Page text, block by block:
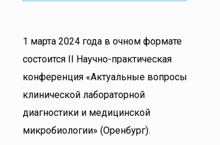
1 марта 2024 года в очном формате
состоится II Научно-практическая
конференция «Актуальные вопросы
клинической лабораторной
диагностики и медицинской
микробиологии» (Оренбург).